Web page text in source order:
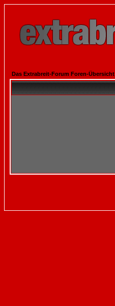
Das Extrabreit-Forum Foren-Übersicht